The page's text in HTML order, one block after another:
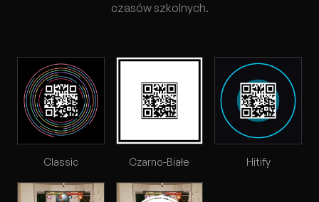
czasów szkolnych.
Classic Czarno-Białe Hitify